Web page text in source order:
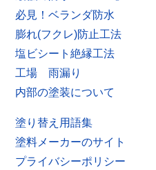
必見！ベランダ防水
膨れ(フクレ)防止工法
塩ビシート絶縁工法
工場 雨漏り
内部の塗装について
塗り替え用語集
塗料メーカーのサイト
プライバシーポリシー